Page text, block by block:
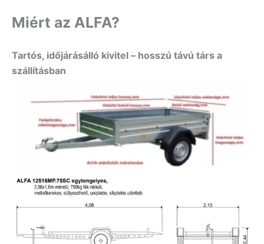
Miért az ALFA?
Tartós, időjárásálló kivitel – hosszú távú társ a
szállításban